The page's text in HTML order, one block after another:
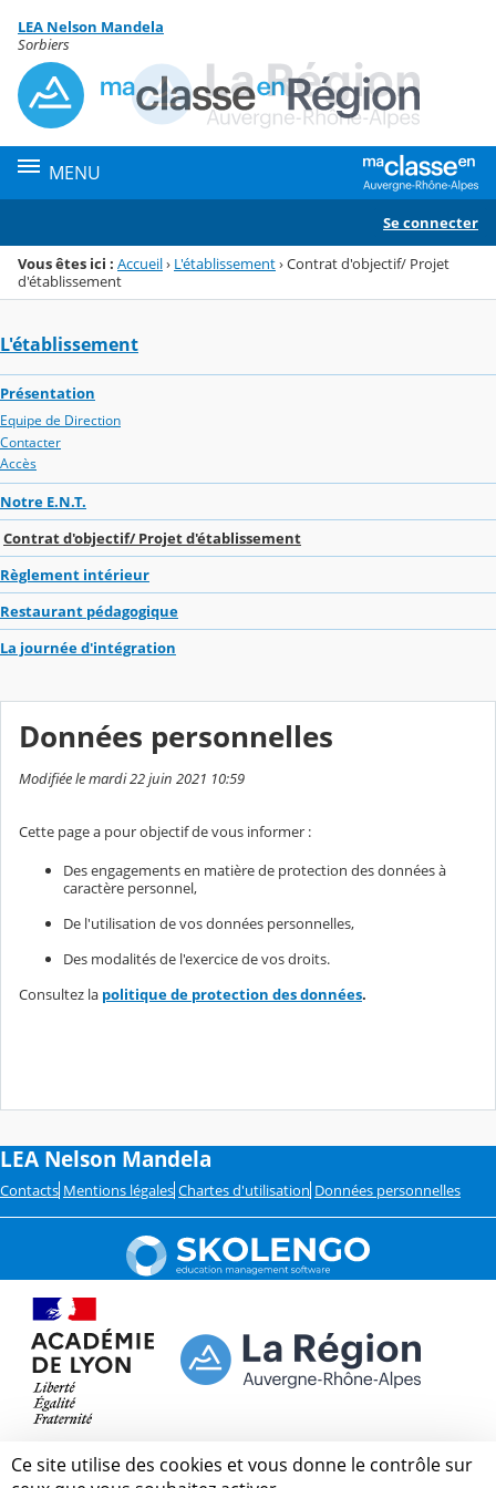
Menu de la rubrique
Contenu
LEA Nelson Mandela
Sorbiers
MENU
Se connecter
Vous êtes ici : Accueil› L'établissement›Contrat d'objectif/ Projet
d'établissement
L'établissement
Présentation
Equipe de Direction
Contacter
Accès
Notre E.N.T.
Contrat d'objectif/ Projet d'établissement
Règlement intérieur
Restaurant pédagogique
La journée d'intégration
Données personnelles
Modifiée le mardi 22 juin 2021 10:59
Cette page a pour objectif de vous informer :
Des engagements en matière de protection des données à
caractère personnel,
De l'utilisation de vos données personnelles,
Des modalités de l'exercice de vos droits.
Consultez la politique de protection des données.
LEA Nelson Mandela
Contacts Mentions légales Chartes d'utilisation Données personnelles
Ce site utilise des cookies et vous donne le contrôle sur